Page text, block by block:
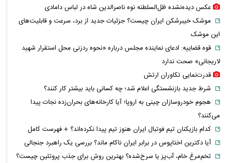
عکس دیده‌نشده ظل‌السلطنه نوه ناصرالدین شاه در لباس دامادی
موشک خیبرشکن ایران چیست؟ جزئیات جدید از برد، سرعت و قابلیت‌های
این موشک
قوه قضاییه: ادعای نماینده مجلس درباره «نحوه ردزنی محل استقرار شهید
لاریجانی» صحت ندارد
قدرت‌نمایی تکاوران ارتش
شرط جدید بازنشستگی اعلام شد؛ چه کسانی باید بیشتر کار کنند؟
هجوم خودروسازان چینی به اروپا؛ آیا کارخانه‌های بحران‌زده نجات پیدا
می‌کنند؟
کدام بازیکنان تیم فوتبال ایران هنوز تیم پیدا نکرده‌اند؟ + فهرست کامل
آیا دکترین اختاپوس در برابر ایران ناکام ماند؟ بررسی یک راهبرد جنجالی
تخم‌مرغ خام، آب‌پز یا سرخ‌شده؟ بهترین روش برای جذب پروتئین چیست؟